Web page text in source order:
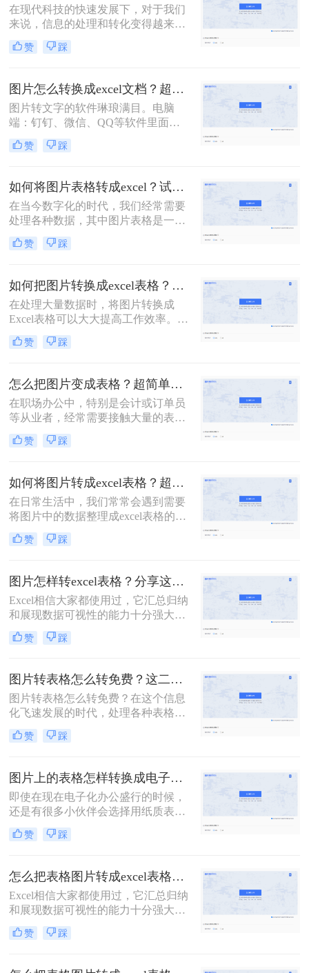
确保你能够轻松应对各种情况。
在现代科技的快速发展下，对于我们
来说，信息的处理和转化变得越来越
方便。当我们需要对图片中的数据进
行分析和处理时，将图片转化为表格
有效的方法来将图片提取为表格，帮
助你快速解决怎么把图片提取成表格
问题。
赞 踩
图片怎么转换成excel文档？超简单的方法分享给你！
图片转文字的软件琳琅满目。电脑
端：钉钉、微信、QQ等软件里面都
集成了识图功能；手机端：智能手机
自带识图功能也很方便。 虽然图片转
格却有些棘手。转换后的效果惨不忍
睹，还要一行一行进行数据核对，还
不如手动输入。今天给各位小伙伴分
享图片怎么转换成excel文档方法介
绍。
赞 踩
如何将图片表格转成excel？试试这二个免费方法！
在当今数字化的时代，我们经常需要
处理各种数据，其中图片表格是一种
常见的数据形式。然而，将图片表格
转换为Excel格式却是一个挑战，因为
那么如何将图片表格转成excel呢？本
文将详细介绍二种将图片表格转换为
Excel的方法。
赞 踩
如何把图片转换成excel表格？3个方法教你高效处理数据~
在处理大量数据时，将图片转换成
Excel表格可以大大提高工作效率。然
而，手动将图片中的数据输入Excel表
格是一项耗时且容易出错的任务。那
文将介绍三种实用的方法，帮助您将
图片快速转换成Excel表格。
赞 踩
怎么把图片变成表格？超简单的方法分享给你！
在职场办公中，特别是会计或订单员
等从业者，经常需要接触大量的表格
数据，但是一旦遇到表格图片就会苦
恼，因为图片无法直接在Excel中编
行其他操作，否则只能看不能改。今
天小编给大家分享怎么把图片变成表
格的方法，希望能帮助到大家更高效
地处理数据，下面我们一起来看看吧
~
赞 踩
如何将图片转成excel表格？超实用好方法分享！
在日常生活中，我们常常会遇到需要
将图片中的数据整理成excel表格的情
况。比如说工作中收到了领导发送的
图片清单，需要将其中的内容整理成
为大家分享如何将图片转成excel表
格，帮助你们实现这些想法。
赞 踩
图片怎样转excel表格？分享这2个简单又快捷的转换方法！
Excel相信大家都使用过，它汇总归纳
和展现数据可视性的能力十分强大。
有时我们需要将图片中的数据转成
Excel表格，有没有转换后和原图保持
用转换工具，一起来看看图片怎样转
excel表格吧。
赞 踩
图片转表格怎么转免费？这二个方法小白也可以学会！
图片转表格怎么转免费？在这个信息
化飞速发展的时代，处理各种表格数
据已经成为了日常办公的必备技能。
然而，当我们遇到需要把纸质表格转
时间和精力。今天给大家推荐二个图
片表格转Excel方法，可以帮助你轻松
将表格图片转换成Excel文件，大大提
高工作效率。
赞 踩
图片上的表格怎样转换成电子表格？两个方法教会你！
即使在现在电子化办公盛行的时候，
还是有很多小伙伴会选择用纸质表格
来进行数据统计；可还是因为电子化
办公需要后期还需要将表格整理为电
入当然不是一个好办法，这时我们可
以借助一些工具，来将纸质表格拍成
图片，然后再将图片转excel；那我们
今天就来介绍图片上的表格怎样转换
成电子表格的方法吧！
赞 踩
怎么把表格图片转成excel表格格式？试试看这个方法！
Excel相信大家都使用过，它汇总归纳
和展现数据可视性的能力十分强大。
有时我们需要将图片中的数据转成
Excel表格，有没有转换后和原图保持
把表格图片转成excel表格格式方法，
赞 踩